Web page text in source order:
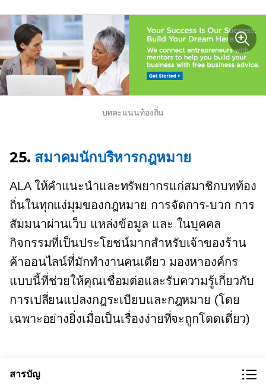
บทคะแนนท้องถิ่น
25. สมาคมนักบริหารกฎหมาย
ALA ให้คำแนะนำและทรัพยากรแก่สมาชิกบทท้อง
ถิ่นในทุกแง่มุมของกฎหมาย การจัดการ-บวก การ
สัมมนาผ่านเว็บ แหล่งข้อมูล และ ในบุคคล
กิจกรรมที่เป็นประโยชน์มากสำหรับเจ้าของร้าน
ค้าออนไลน์ที่มักทำงานคนเดียว มองหาองค์กร
แบบนี้ที่ช่วยให้คุณเชื่อมต่อและรับความรู้เกี่ยวกับ
การเปลี่ยนแปลงกฎระเบียบและกฎหมาย (โดย
เฉพาะอย่างยิ่งเมื่อเป็นเรื่องง่ายที่จะถูกโดดเดี่ยว)
คำแนะนำทางกฎหมายสำหรับ
สารบัญ